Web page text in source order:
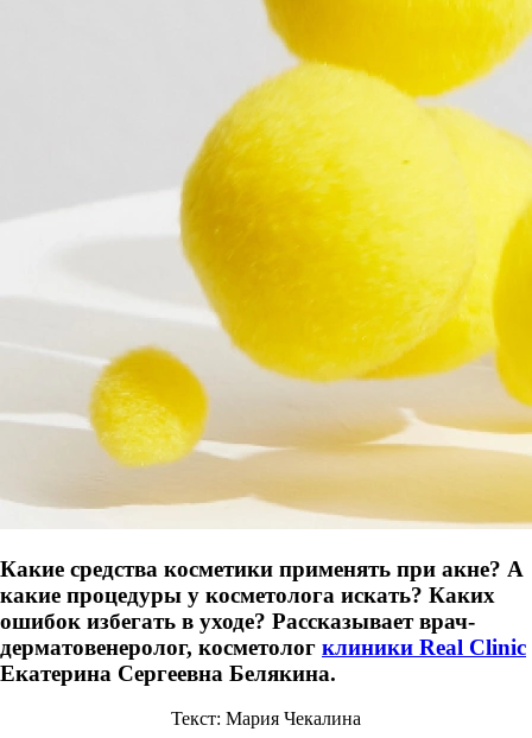
Какие средства косметики применять при акне? А
какие процедуры у косметолога искать? Каких
ошибок избегать в уходе? Рассказывает врач-
дерматовенеролог, косметолог клиники Real Clinic
Екатерина Сергеевна Белякина.
Текст: Мария Чекалина